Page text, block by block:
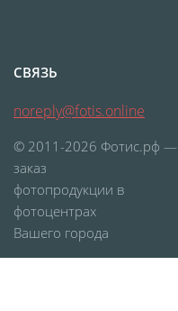
Фото на часах
Фото на галстуке
Фото на фартуке
Фото на сумке
Фотомагниты
Фото на тарелке
Фото на кружках
СВЯЗЬ
noreply@fotis.online
© 2011-2026 Фотис.рф —
заказ
фотопродукции в
фотоцентрах
Вашего города